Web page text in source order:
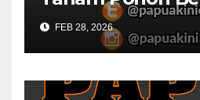
Civitas
Universitas
FEB 28, 2026